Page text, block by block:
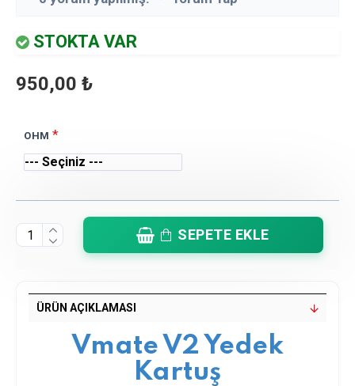
950,00 ₺
STOKTA VAR
OHM
SEPETE EKLE
ÜRÜN AÇIKLAMASI
Vmate V2 Yedek
Kartuş